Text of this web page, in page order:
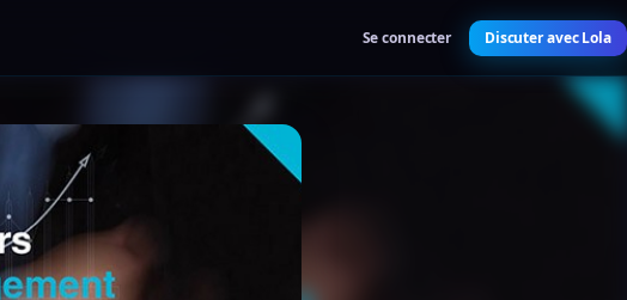
Se connecter Discuter avec Lola